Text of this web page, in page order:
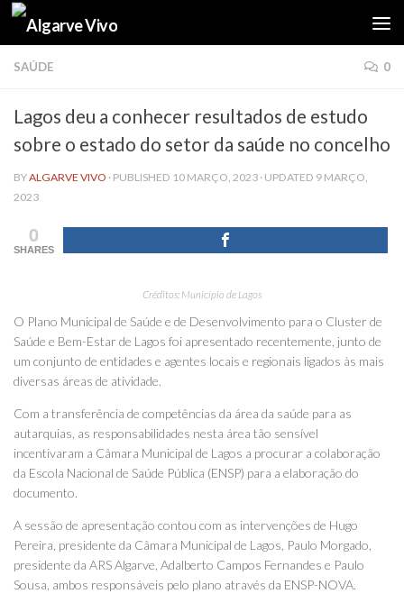
Skip to content
SAÚDE 0
Lagos deu a conhecer resultados de estudo
sobre o estado do setor da saúde no concelho
BYALGARVE VIVO · PUBLISHED 10 MARÇO, 2023 · UPDATED 9 MARÇO,
2023
0
SHARES
Créditos: Município de Lagos
O Plano Municipal de Saúde e de Desenvolvimento para o Cluster de
Saúde e Bem-Estar de Lagos foi apresentado recentemente, junto de
um conjunto de entidades e agentes locais e regionais ligados às mais
diversas áreas de atividade.
Com a transferência de competências da área da saúde para as
autarquias, as responsabilidades nesta área tão sensível
incentivaram a Câmara Municipal de Lagos a procurar a colaboração
da Escola Nacional de Saúde Pública (ENSP) para a elaboração do
documento.
A sessão de apresentação contou com as intervenções de Hugo
Pereira, presidente da Câmara Municipal de Lagos, Paulo Morgado,
presidente da ARS Algarve, Adalberto Campos Fernandes e Paulo
Sousa, ambos responsáveis pelo plano através da ENSP-NOVA.